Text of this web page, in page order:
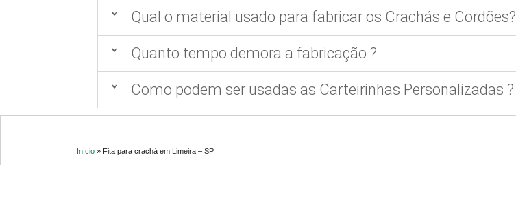
Qual o material usado para fabricar os Crachás e Cordões?
Quanto tempo demora a fabricação ?
Como podem ser usadas as Carteirinhas Personalizadas ?
Início » Fita para crachá em Limeira – SP